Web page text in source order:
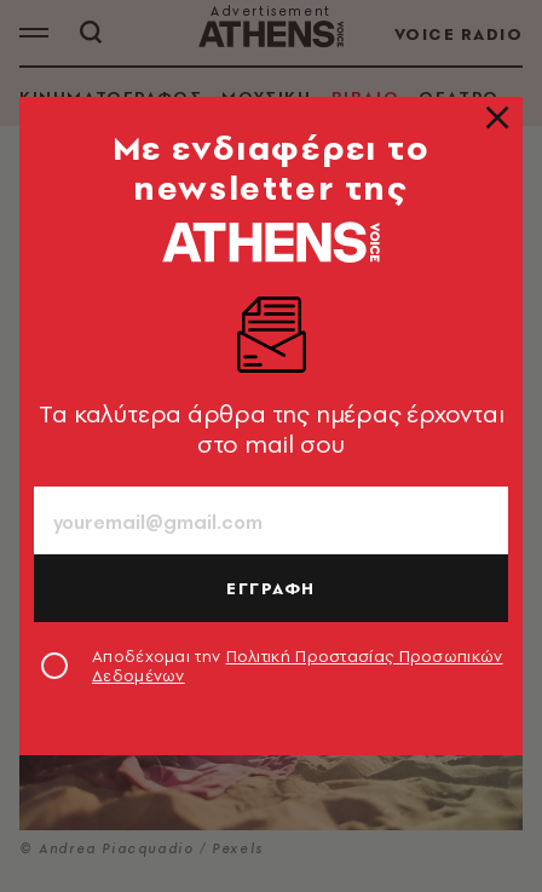
VOICE RADIO
ΚΙΝΗΜΑΤΟΓΡΑΦΟΣ ΜΟΥΣΙΚΗ ΒΙΒΛΙΟ ΘΕΑΤΡΟ -
Summer time: Εσύ τι θα διαβάσεις
αυτό το καλοκαίρι;
Μάθαμε τις νέες κυκλοφορίες στις προθήκες των
βιβλιοπωλείων από τους εκδοτικούς οίκους
Στέφανος Τσιτσόπουλος
746
© Andrea Piacquadio / Pexels
Mε ενδιαφέρει το
newsletter της
Tα καλύτερα άρθρα της ημέρας έρχονται
στο mail σου
ΕΓΓΡΑΦΗ
Αποδέχομαι την Πολιτική Προστασίας Προσωπικών
Δεδομένων